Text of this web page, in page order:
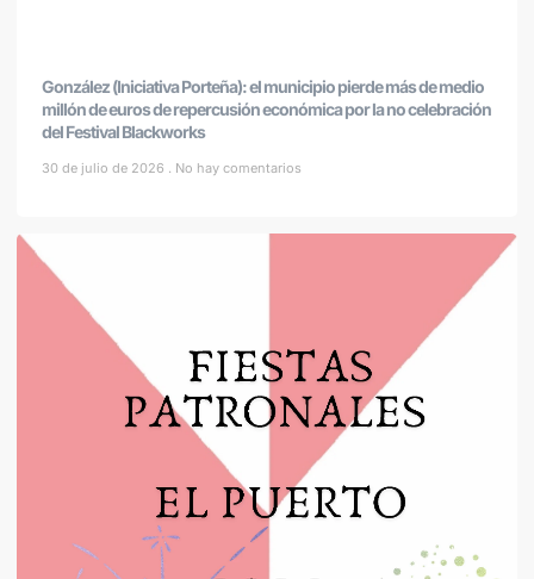
González (Iniciativa Porteña): el municipio pierde más de medio
millón de euros de repercusión económica por la no celebración
del Festival Blackworks
30 de julio de 2026 No hay comentarios